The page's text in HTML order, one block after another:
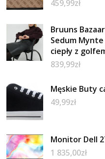
459,99zł
Bruuns
Sedum
ciepły z
839,99zł
Męskie Buty
49,99zł
Monitor Dell
1 835,00zł